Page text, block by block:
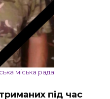
міська рада
під час